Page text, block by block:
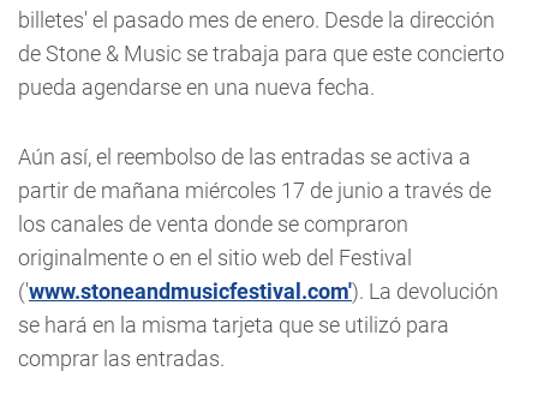
billetes' el pasado mes de enero. Desde la dirección
de Stone & Music se trabaja para que este concierto
pueda agendarse en una nueva fecha.
Aún así, el reembolso de las entradas se activa a
partir de mañana miércoles 17 de junio a través de
los canales de venta donde se compraron
originalmente o en el sitio web del Festival
('www.stoneandmusicfestival.com'). La devolución
se hará en la misma tarjeta que se utilizó para
comprar las entradas.